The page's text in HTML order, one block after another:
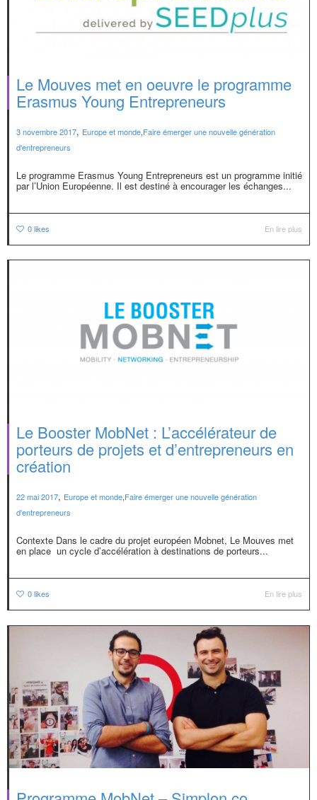
Le Mouves met en oeuvre le programme
Erasmus Young Entrepreneurs
3 novembre 2017, Europe et monde,Faire émerger une nouvelle génération
d'entrepreneurs
Le programme Erasmus Young Entrepreneurs est un programme initié
par l’Union Européenne. Il est destiné à encourager les échanges...
0likes En lire plus
Le Booster MobNet : L’accélérateur de
porteurs de projets et d’entrepreneurs en
création
22 mai 2017, Europe et monde,Faire émerger une nouvelle génération
d'entrepreneurs
Contexte Dans le cadre du projet européen Mobnet, Le Mouves met
en place un cycle d’accélération à destinations de porteurs...
0likes En lire plus